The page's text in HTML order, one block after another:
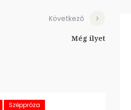
Következő
Még ilyet
Széppróza